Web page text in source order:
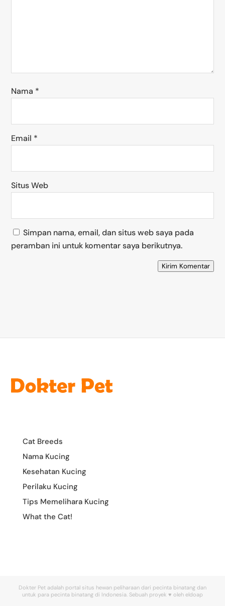
Nama *
Email *
Situs Web
Simpan nama, email, dan situs web saya pada
peramban ini untuk komentar saya berikutnya.
Kirim Komentar
Cat Breeds
Nama Kucing
Kesehatan Kucing
Perilaku Kucing
Tips Memelihara Kucing
What the Cat!
Dokter Pet adalah portal situs hewan peliharaan dari pecinta binatang dan
untuk para pecinta binatang di Indonesia. Sebuah proyek ♥ oleh eldoap